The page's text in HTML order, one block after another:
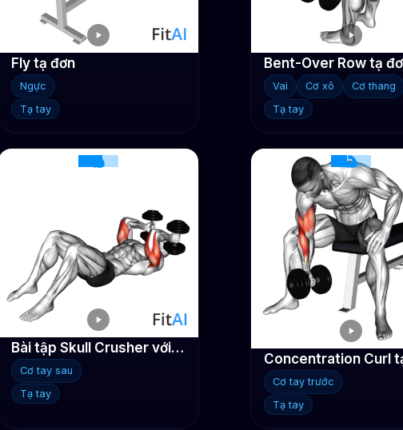
Fly tạ đơn
Ngực
Tạ tay
Bent-Over Row tạ
Vai Cơ xô
Cơ thang
Tạ tay
Bài tập Skull Crusher với tạ đơn nằm sàn
Cơ tay sau
Tạ tay
Concentration Curl
Cơ tay trước
Tạ tay